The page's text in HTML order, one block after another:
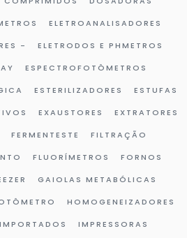
ELETROANALISADORES
- ELETRODOS E PHMETROS
ESPECTROFOTÔMETROS
ESTERILIZADORES ESTUFAS
EXAUSTORES EXTRATORES
FERMENTESTE FILTRAÇÃO
FLUORÍMETROS FORNOS
GAIOLAS METABÓLICAS
HOMOGENEIZADORES
IMPORTADOS IMPRESSORAS